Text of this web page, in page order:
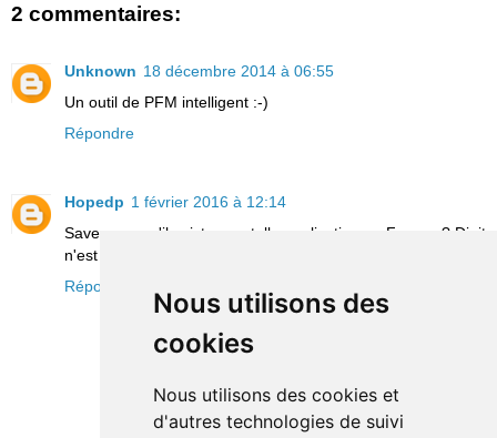
Nous utilisons des
cookies
Nous utilisons des cookies et
d'autres technologies de suivi
2 commentaires:
Unknown 18 décembre 2014 à 06:55
Un outil de PFM intelligent :-)
Répondre
Hopedp 1 février 2016 à 12:14
Savez vous s'il existe une telle application en France ? Digit
n'est malheureusement pas utilisable ici...
Répondre